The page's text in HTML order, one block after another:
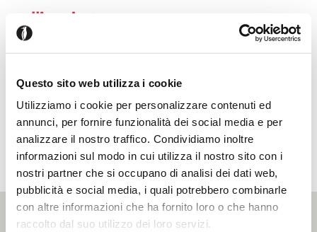
Questo sito web utilizza i cookie
Utilizziamo i cookie per personalizzare contenuti ed
annunci, per fornire funzionalità dei social media e per
analizzare il nostro traffico. Condividiamo inoltre
informazioni sul modo in cui utilizza il nostro sito con i
nostri partner che si occupano di analisi dei dati web,
pubblicità e social media, i quali potrebbero combinarle
con altre informazioni che ha fornito loro o che hanno
raccolto dal suo utilizzo dei loro servizi.
store locator
find the store closest to you